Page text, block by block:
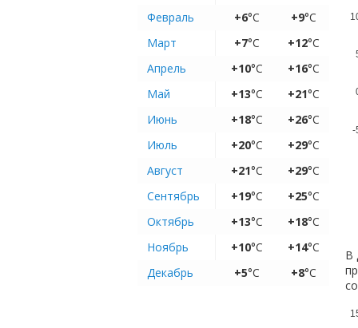
Февраль
+6°C +9°C
Март
+7°C +12°C
Апрель
+10°C +16°C
Май
+13°C +21°C
Июнь
+18°C +26°C
Июль
+20°C +29°C
Август
+21°C +29°C
Сентябрь
+19°C +25°C
Октябрь
+13°C +18°C
Ноябрь
+10°C +14°C
Декабрь
+5°C +8°C
-
В